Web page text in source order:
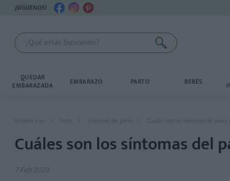
¡SÍGUENOS!
QUEDAR
EMBARAZADA EMBARAZO PARTO BEBÉS
Mi bebé y yo Parto Síntomas del parto Cuáles son los síntomas del parto
Cuáles son los síntomas del
7 Feb 2023